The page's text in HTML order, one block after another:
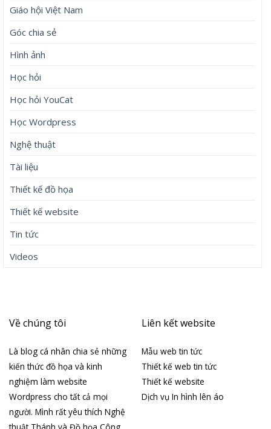
Giáo hội Việt Nam
Góc chia sẻ
Hình ảnh
Học hỏi
Học hỏi YouCat
Học Wordpress
Nghệ thuật
Tài liệu
Thiết kế đồ họa
Thiết kế website
Tin tức
Videos
Về chúng tôi
Là blog cá nhân chia sẻ những
kiến thức đồ họa và kinh
nghiệm làm website
Wordpress cho tất cả mọi
người. Mình rất yêu thích Nghệ
Liên kết website
Mẫu web tin tức
Thiết kế web tin tức
Thiết kế website
Dịch vụ In hình lên áo